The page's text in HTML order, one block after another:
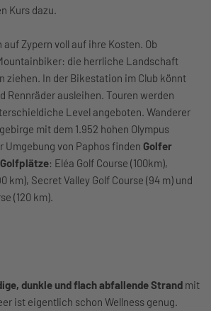
Kurs dazu.
auf Zypern voll auf ihre Kosten. Ob
die herrliche Landschaft
ziehen. In der Bikestation im Club könnt
Rennräder ausleihen. Touren werden
Level angeboten. Wanderer
mit dem 1.952 hohen Olympus
Umgebung von Paphos finden Golfer
: Eléa Golf Course (100km),
km), Secret Valley Golf Course (94 m) und
(120 km).
dunkle und flach abfallende Strand mit
ist eigentlich schon Wellness genug.